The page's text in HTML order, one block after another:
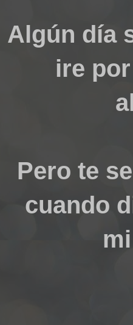
Algún día
ire
Pero te
cuando